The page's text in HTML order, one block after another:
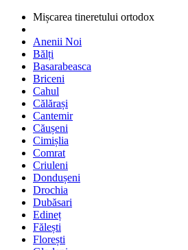
Mișcarea tineretului ortodox
Anenii Noi
Bălți
Basarabeasca
Briceni
Cahul
Călărași
Cantemir
Căușeni
Cimișlia
Comrat
Criuleni
Dondușeni
Drochia
Dubăsari
Edineț
Fălești
Florești